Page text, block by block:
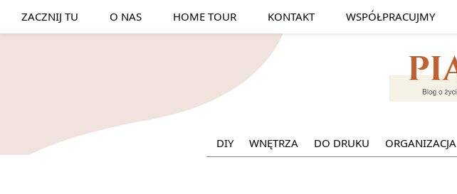
ZACZNIJ TU O NAS HOME TOUR KONTAKT WSPÓŁPRACUJMY
DIY WNĘTRZA DO DRUKU ORGANIZACJA